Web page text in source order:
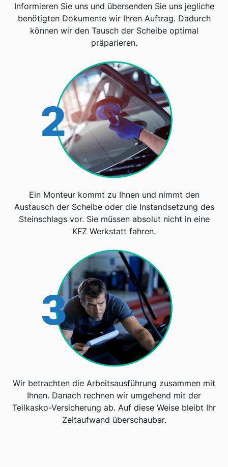
Informieren Sie uns und übersenden Sie uns jegliche
benötigten Dokumente wir Ihren Auftrag. Dadurch
können wir den Tausch der Scheibe optimal
präparieren.
2
Ein Monteur kommt zu Ihnen und nimmt den
Austausch der Scheibe oder die Instandsetzung des
Steinschlags vor. Sie müssen absolut nicht in eine
KFZ Werkstatt fahren.
3
Wir betrachten die Arbeitsausführung zusammen mit
Ihnen. Danach rechnen wir umgehend mit der
Teilkasko-Versicherung ab. Auf diese Weise bleibt Ihr
Zeitaufwand überschaubar.